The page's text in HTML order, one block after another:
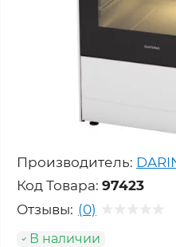
Производитель:
Код Товара: 97423
Отзывы: (0)
В наличии